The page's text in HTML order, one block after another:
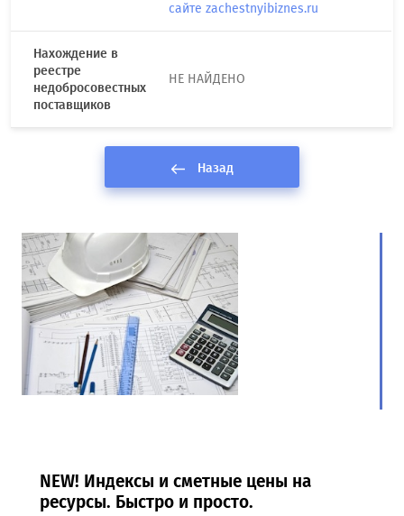
сайте zachestnyibiznes.ru
Нахождение в
реестре
недобросовестных
поставщиков
НЕ НАЙДЕНО
Назад
NEW! Индексы и сметные цены на
ресурсы. Быстро и просто.